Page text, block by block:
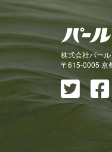
株式会社パー
〒615-0005 京